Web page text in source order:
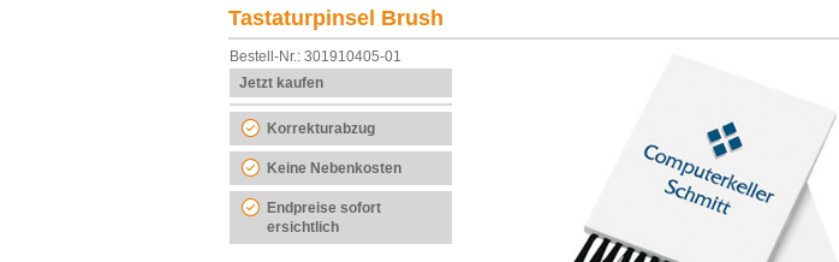
Branchen
Tastaturpinsel Brush
Bestell-Nr.: 301910405-01
Jetzt kaufen
Korrekturabzug
Keine Nebenkosten
Endpreise sofort
ersichtlich